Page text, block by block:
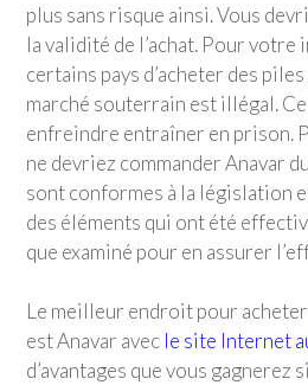
plus sans risque ainsi. Vous
la validité de l’achat. Pour votre
certains pays d’acheter des
marché souterrain est illégal.
enfreindre entraîner en prison.
ne devriez commander Anavar
sont conformes à la législation
des éléments qui ont été
que examiné pour en assurer
Le meilleur endroit pour
est Anavar avec le site Internet
d’avantages que vous gagnerez